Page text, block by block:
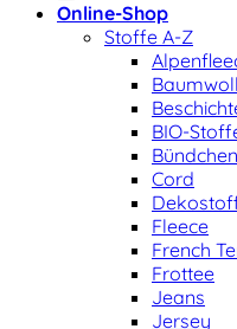
Online-Shop
Stoffe A-Z
BIO-
Bündchen
Cord
Fleece
French
Frottee
Jeans
Jersey